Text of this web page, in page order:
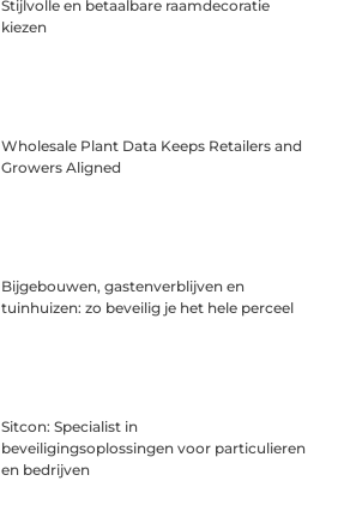
Stijlvolle en betaalbare raamdecoratie
kiezen
Wholesale Plant Data Keeps Retailers and
Growers Aligned
Bijgebouwen, gastenverblijven en
tuinhuizen: zo beveilig je het hele perceel
Sitcon: Specialist in
beveiligingsoplossingen voor particulieren
en bedrijven